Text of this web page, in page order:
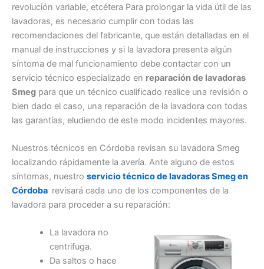
revolución variable, etcétera Para prolongar la vida útil de las
lavadoras, es necesario cumplir con todas las
recomendaciones del fabricante, que están detalladas en el
manual de instrucciones y si la lavadora presenta algún
síntoma de mal funcionamiento debe contactar con un
servicio técnico especializado en reparación de lavadoras
Smeg para que un técnico cualificado realice una revisión o
bien dado el caso, una reparación de la lavadora con todas
las garantías, eludiendo de este modo incidentes mayores.
Nuestros técnicos en Córdoba revisan su lavadora Smeg
localizando rápidamente la avería. Ante alguno de estos
síntomas, nuestro servicio técnico de lavadoras Smeg en
Córdoba revisará cada uno de los componentes de la
lavadora para proceder a su reparación:
La lavadora no
centrifuga.
Da saltos o hace